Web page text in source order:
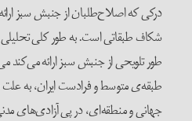
درکی که اصلاح‌طلبان از جنبش سبز
شکاف طبقاتی است. به طور کلی تحلیلی
طور تلویحی از جنبش سبز ارائه
طبقه‌ی متوسط و فرادست ایران، به
جهانی و منطقه‌ای، در پی آزادی‌های